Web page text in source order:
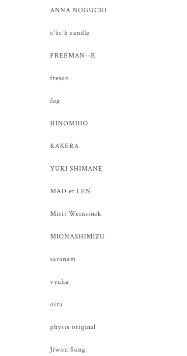
ANNA NOGUCHI
c'èc'è candle
FREEMAN--B
fresco
fog
HINOMIHO
KAKERA
YUKI SHIMANE
MAD et LEN
Mirit Weinstock
MIONASHIMIZU
saranam
vyuha
oira
physis original
Jiwon Song